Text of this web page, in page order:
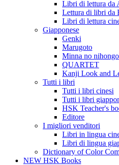
Libri di lettura da
Lettura di libri da
Libri di lettura
Giapponese
Genki
Marugoto
Minna no nihongo
QUARTET
Kanji Look and
Tutti i libri
Tutti i libri cinesi
Tutti i libri
HSK Teacher's
Editore
I migliori venditori
Libri in lingua
Libri di lingua
Dictionary of Color
NEW HSK Books